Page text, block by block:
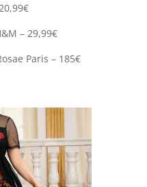
– 29,99€
Paris – 185€